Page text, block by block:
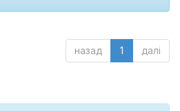
назад 1 далі